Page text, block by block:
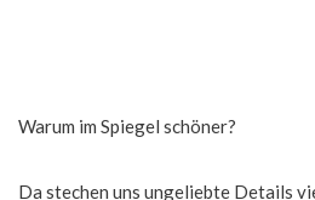
Warum im Spiegel schöner?
Da stechen uns ungeliebte Details